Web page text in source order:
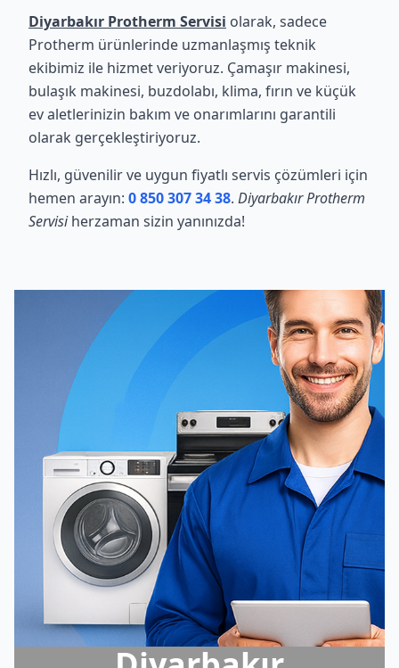
Diyarbakır Protherm Servisi olarak, sadece
Protherm ürünlerinde uzmanlaşmış teknik
ekibimiz ile hizmet veriyoruz. Çamaşır makinesi,
bulaşık makinesi, buzdolabı, klima, fırın ve küçük
ev aletlerinizin bakım ve onarımlarını garantili
olarak gerçekleştiriyoruz.
Hızlı, güvenilir ve uygun fiyatlı servis çözümleri için
hemen arayın: 0 850 307 34 38. Diyarbakır Protherm
Servisiherzaman sizin yanınızda!